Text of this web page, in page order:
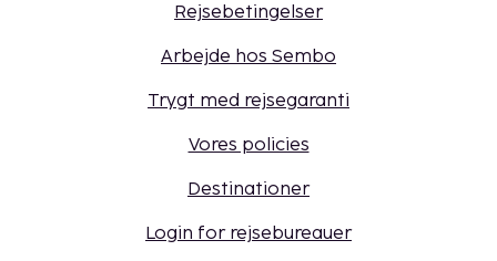
Rejsebetingelser
Arbejde hos Sembo
Trygt med rejsegaranti
Vores policies
Destinationer
Login for rejsebureauer